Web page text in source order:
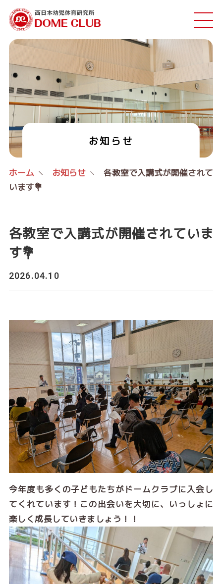
お知らせ
ホーム お知らせ
各教室で入講式が開催されて
います💐
各教室で入講式が開催されていま
す💐
2026.04.10
今年度も多くの子どもたちがドームクラブに入会し
てくれています！この出会いを大切に、いっしょに
楽しく成長していきましょう！！